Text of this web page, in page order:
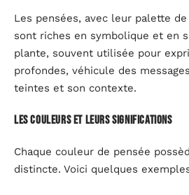
Les pensées, avec leur palette
sont riches en symbolique et en
plante, souvent utilisée pour
profondes, véhicule des
teintes et son contexte.
Les couleurs et leurs significations
Chaque couleur de pensée
distincte. Voici quelques